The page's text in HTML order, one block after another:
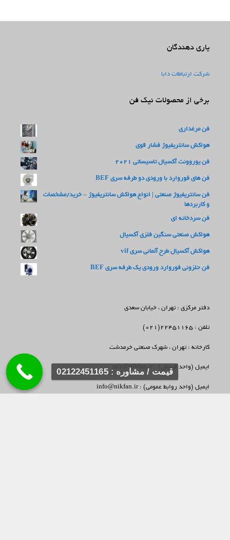
یاری دهندگان
شرکت ارتباطات دابا
برخی از محصولات نیک فن
فن مرغداری
هواکش سانتریفیوژ فشار قوی
فن یوروونت آکسیال تاسیساتی 2021
فن های فوروارد با ورودی دو طرفه سری BEF
فن سانتریفیوژ صنعتی | انواع هواکش سانتریفیوژ – خرید/مشخصات
و کاربردها
فن سردخانه ای
هواکش صنعتی سنگین فلزی آکسیال
هواکش آکسیال طرح آلمانی سری vif
فن حلزونی فوروارد ورودی یک طرفه سری BEF
دفتر مرکزی : تهران ، خیابان سعدی
تلفن : 22451165(021)
کارخانه : تهران ، شهرک صنعتی خرمدشت
ایمیل (واحد فروش) : sale@nikfan.ir
ایمیل (واحد روابط عمومی) : info@nikfan.ir
قیمت / مشاوره : 02122451165